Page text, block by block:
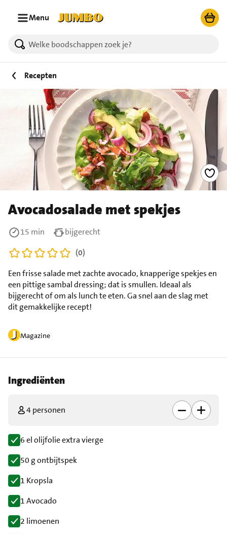
Menu
Recepten
Avocadosalade met spekjes
Magazine
Een frisse salade met zachte avocado, knapperige spekjes en
een pittige sambal dressing; dat is smullen. Ideaal als
bijgerecht of om als lunch te eten. Ga snel aan de slag met
dit gemakkelijke recept!
15 min
bijgerecht
(0)
Ingrediënten
4 personen
6 el olijfolie extra vierge
50 g ontbijtspek
1 Kropsla
1 Avocado
2 limoenen